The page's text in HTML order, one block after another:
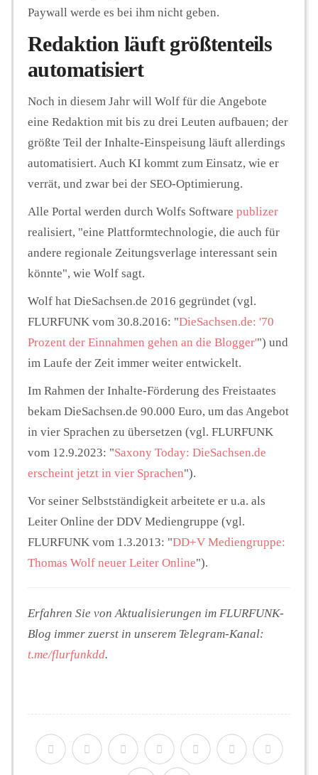
Paywall werde es bei ihm nicht geben.
Redaktion läuft größtenteils
automatisiert
Noch in diesem Jahr will Wolf für die Angebote
eine Redaktion mit bis zu drei Leuten aufbauen; der
größte Teil der Inhalte-Einspeisung läuft allerdings
automatisiert. Auch KI kommt zum Einsatz, wie er
verrät, und zwar bei der SEO-Optimierung.
Alle Portal werden durch Wolfs Software publizer
realisiert, "eine Plattformtechnologie, die auch für
andere regionale Zeitungsverlage interessant sein
könnte", wie Wolf sagt.
Wolf hat DieSachsen.de 2016 gegründet (vgl.
FLURFUNK vom 30.8.2016: "DieSachsen.de: '70
Prozent der Einnahmen gehen an die Blogger'") und
im Laufe der Zeit immer weiter entwickelt.
Im Rahmen der Inhalte-Förderung des Freistaates
bekam DieSachsen.de 90.000 Euro, um das Angebot
in vier Sprachen zu übersetzen (vgl. FLURFUNK
vom 12.9.2023: "Saxony Today: DieSachsen.de
erscheint jetzt in vier Sprachen").
Vor seiner Selbstständigkeit arbeitete er u.a. als
Leiter Online der DDV Mediengruppe (vgl.
FLURFUNK vom 1.3.2013: "DD+V Mediengruppe:
Thomas Wolf neuer Leiter Online").
Erfahren Sie von Aktualisierungen im FLURFUNK-
Blog immer zuerst in unserem Telegram-Kanal:
t.me/flurfunkdd.